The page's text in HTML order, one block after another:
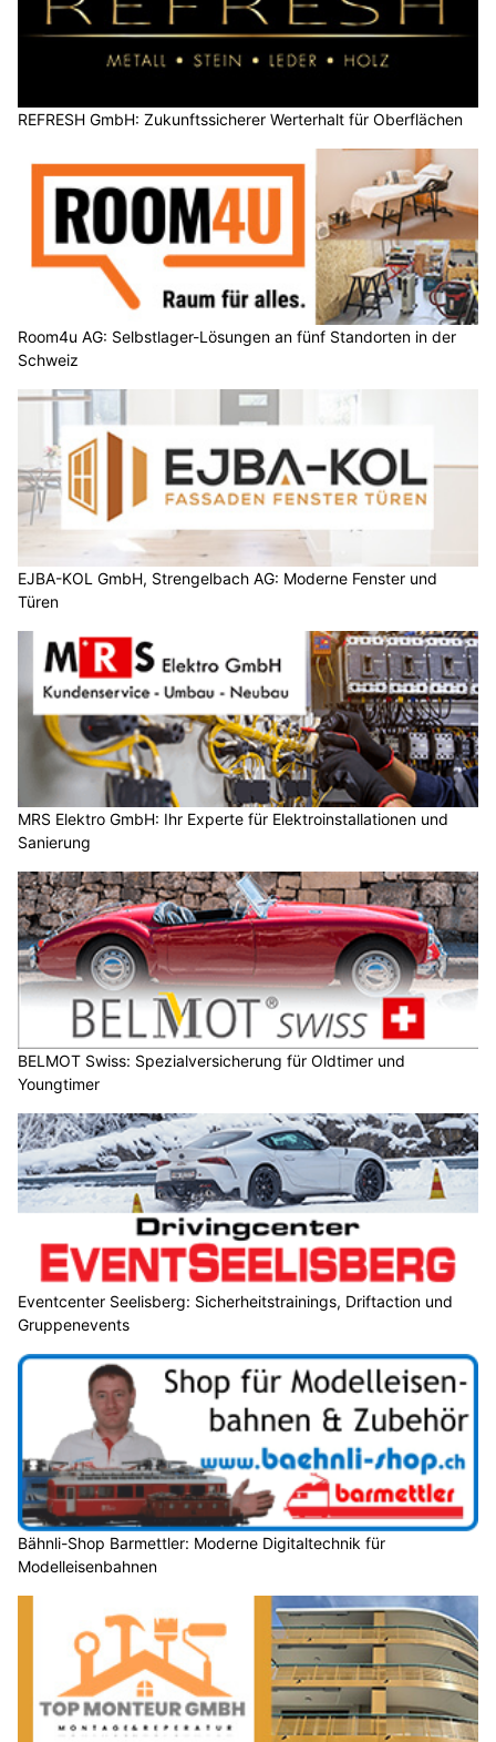
REFRESH GmbH: Zukunftssicherer Werterhalt für Oberflächen
Room4u AG: Selbstlager-Lösungen an fünf Standorten in der
Schweiz
EJBA-KOL GmbH, Strengelbach AG: Moderne Fenster und
Türen
MRS Elektro GmbH: Ihr Experte für Elektroinstallationen und
Sanierung
BELMOT Swiss: Spezialversicherung für Oldtimer und
Youngtimer
Eventcenter Seelisberg: Sicherheitstrainings, Driftaction und
Gruppenevents
Bähnli-Shop Barmettler: Moderne Digitaltechnik für
Modelleisenbahnen